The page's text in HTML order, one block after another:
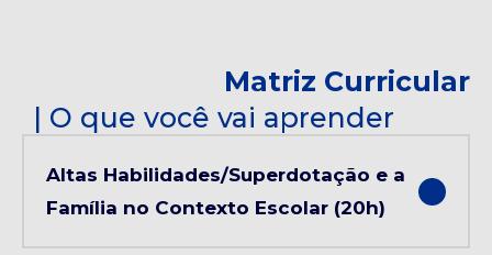
Matriz Curricular
| O que você vai aprender
Altas Habilidades/Superdotação e a
Família no Contexto Escolar (20h)